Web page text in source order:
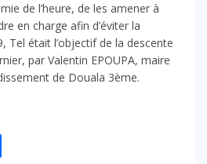
de l’heure, de les amener à
en charge afin d’éviter la
Tel était l’objectif de la descente
par Valentin EPOUPA, maire
de Douala 3ème.